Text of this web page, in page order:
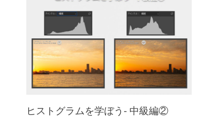
ヒストグラムを学ぼう- 中級編②